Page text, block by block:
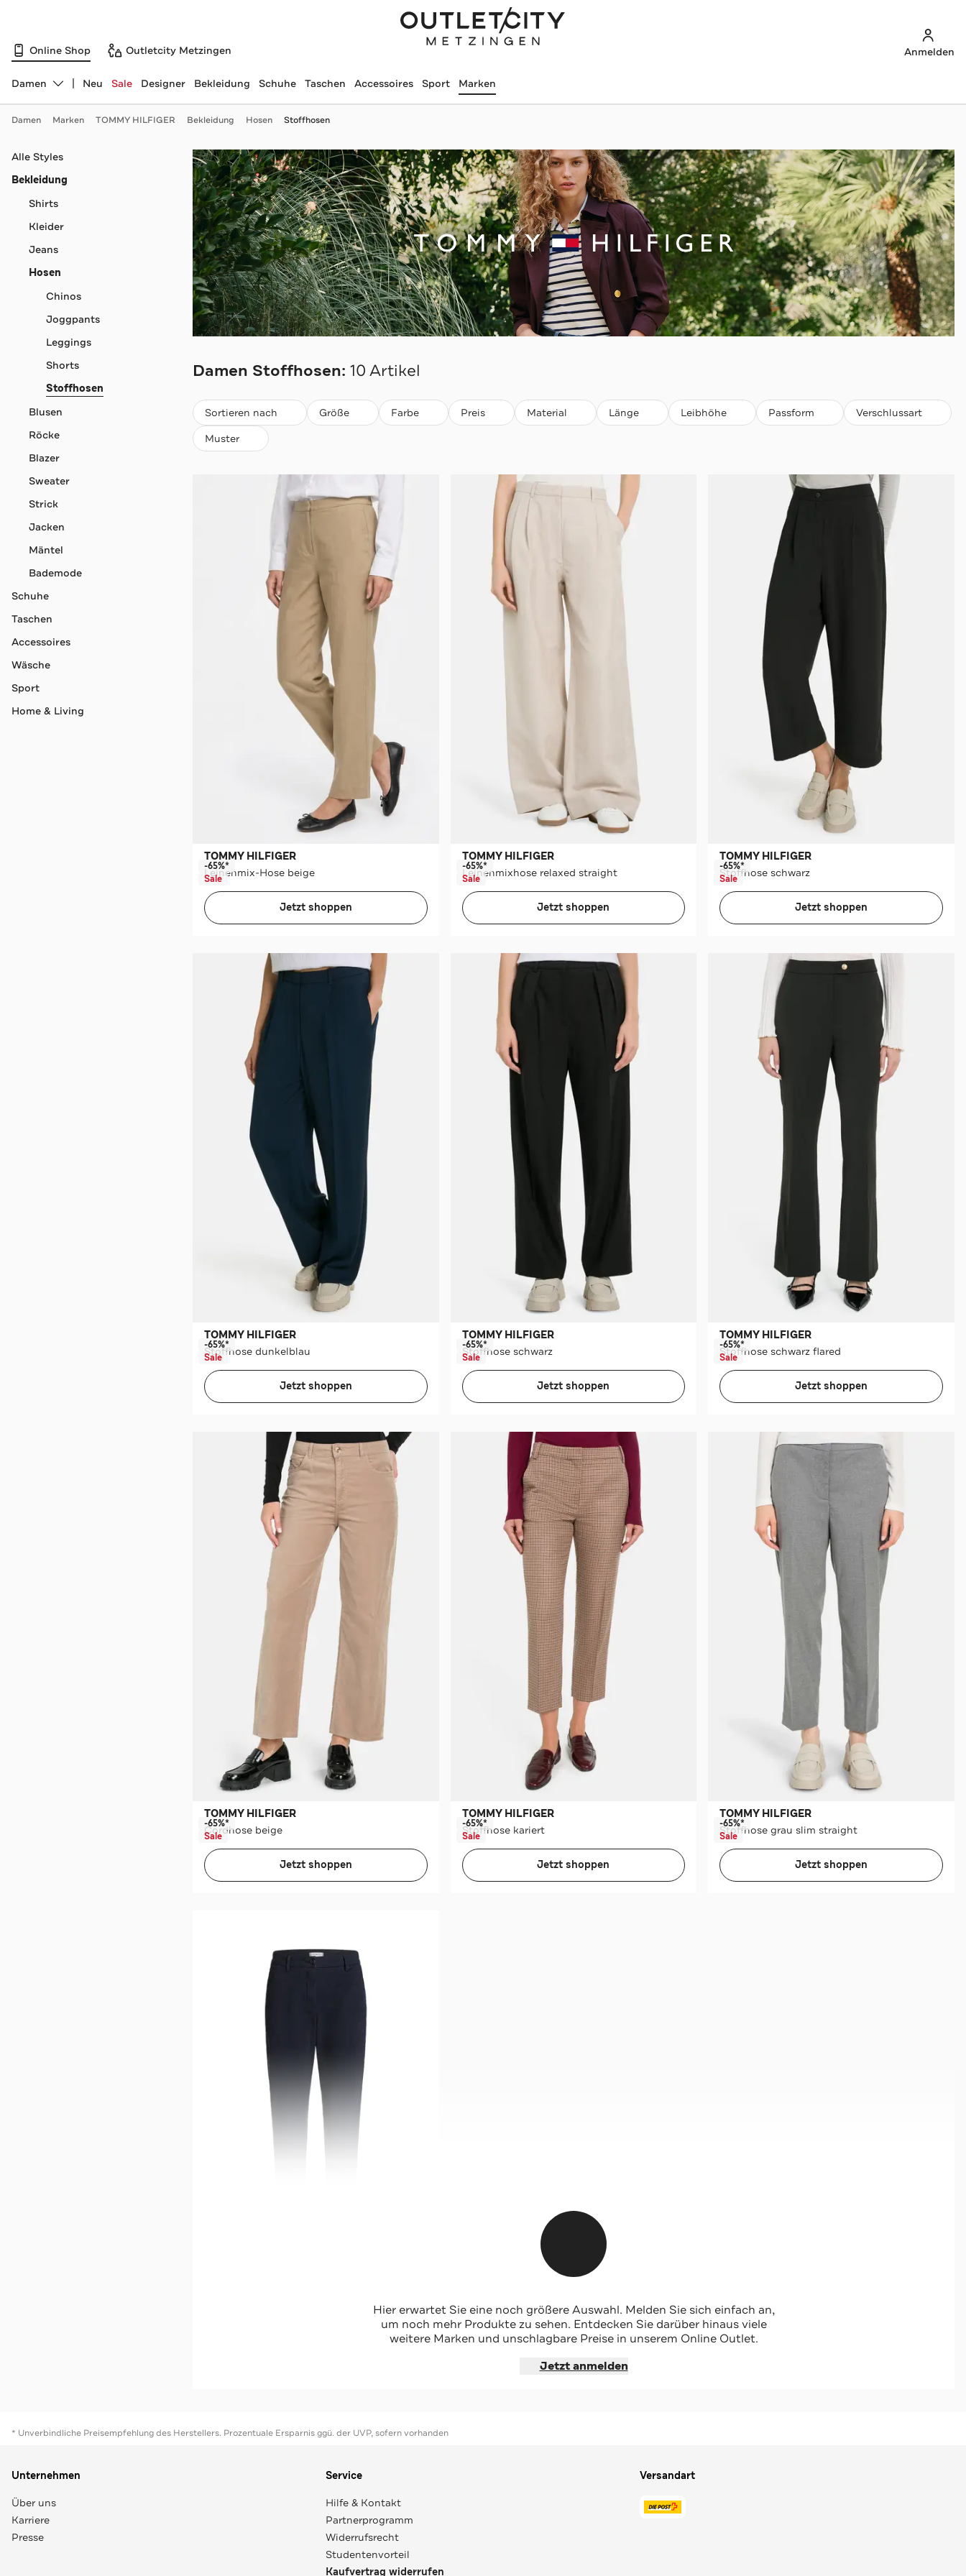
Online Shop Outletcity Metzingen Anmelden
Abteilung ändern, ausgewählt:
Damen Neu Sale Designer Bekleidung Schuhe Taschen Accessoires Sport Marken
Damen Marken TOMMY HILFIGER Bekleidung Hosen Stoffhosen
Damen Stoffhosen: 10 Artikel
Navigation überspringen
Alle Styles
Bekleidung
Shirts
Kleider
Jeans
Hosen
Chinos
Joggpants
Leggings
Shorts
Stoffhosen
Blusen
Röcke
Blazer
Sweater
Strick
Jacken
Mäntel
Bademode
Schuhe
Taschen
Accessoires
Wäsche
Sport
Home & Living
Sortieren nach
Beliebteste Größe Farbe Preis Material Länge Leibhöhe Passform
Verschlussart
Muster
TOMMY HILFIGER
Leinenmix-Hose beige
-65%*
Sale
Jetzt shoppen
TOMMY HILFIGER
Leinenmixhose relaxed straight
-65%*
Sale
Jetzt shoppen
TOMMY HILFIGER
Stoffhose schwarz
-65%*
Sale
Jetzt shoppen
TOMMY HILFIGER
Stoffhose dunkelblau
-65%*
Sale
Jetzt shoppen
TOMMY HILFIGER
Stoffhose schwarz
-65%*
Sale
Jetzt shoppen
TOMMY HILFIGER
Stoffhose schwarz flared
-65%*
Sale
Jetzt shoppen
TOMMY HILFIGER
Cordhose beige
-65%*
Sale
Jetzt shoppen
TOMMY HILFIGER
Stoffhose kariert
-65%*
Sale
Jetzt shoppen
TOMMY HILFIGER
Stoffhose grau slim straight
-65%*
Sale
Jetzt shoppen
Hier erwartet Sie eine noch größere Auswahl. Melden Sie sich einfach an,
um noch mehr Produkte zu sehen. Entdecken Sie darüber hinaus viele
weitere Marken und unschlagbare Preise in unserem Online Outlet.
Jetzt anmelden
* Unverbindliche Preisempfehlung des Herstellers. Prozentuale Ersparnis ggü. der UVP, sofern vorhanden
Unternehmen
Über uns
Karriere
Presse
Service
Hilfe & Kontakt
Partnerprogramm
Widerrufsrecht
Studentenvorteil
Kaufvertrag widerrufen
Versandart